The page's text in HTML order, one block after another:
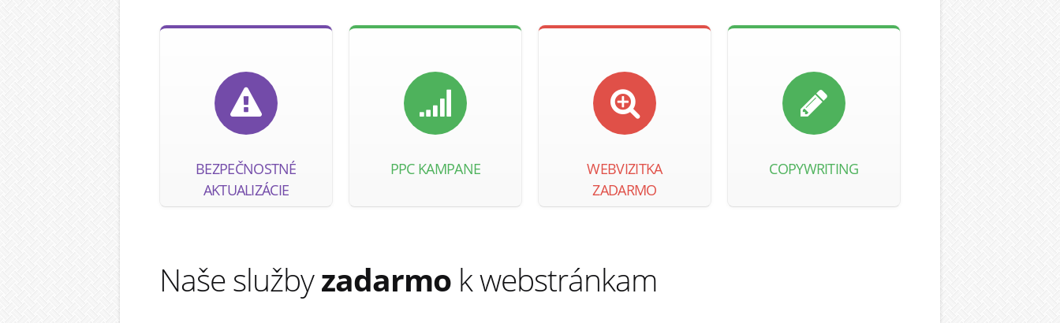
BEZPEČNOSTNÉ
AKTUALIZÁCIE
PPC KAMPANE
WEBVIZITKA
ZADARMO
COPYWRITING
Naše službyzadarmo k webstránkam